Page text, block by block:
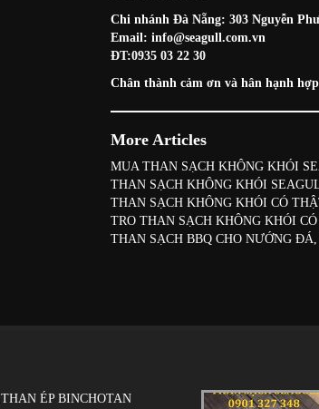
Chi nhánh Đà Nẵng: 303 Nguyễn
Email: info@seagull.com.vn
ĐT:0935 03 22 30
Chân thành cảm ơn và hân hạnh
More Articles
MUA THAN SẠCH KHÔNG KHÓI
THAN SẠCH KHÔNG KHÓI
THAN SẠCH KHÔNG KHÓI CÓ
TRO THAN SẠCH KHÔNG KHÓI
THAN SẠCH BBQ CHO NƯỚNG
THAN ÉP BINCHOTAN